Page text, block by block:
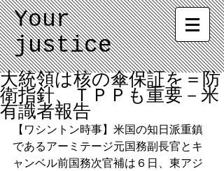
Your
justice
大統領は核の傘保証を＝防
衛指針、ＴＰＰも重要－米
有識者報告
【ワシントン時事】米国の知日派重鎮
であるアーミテージ元国務副長官とキ
ャンベル前国務次官補は６日、東アジ